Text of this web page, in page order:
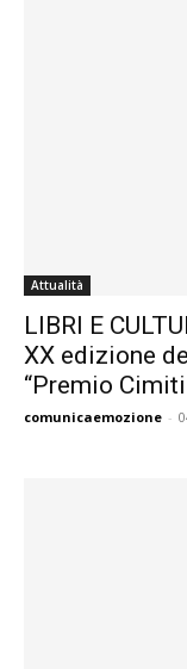
Attualità
LIBRI E
XX edizione
“Premio
comunicaemozione -